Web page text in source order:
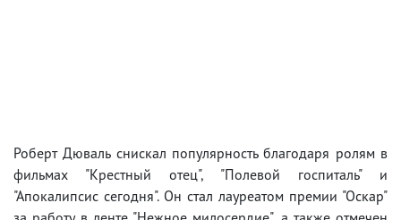
Роберт Дюваль снискал популярность благодаря ролям в
фильмах "Крестный отец", "Полевой госпиталь" и
"Апокалипсис сегодня". Он стал лауреатом премии "Оскар"